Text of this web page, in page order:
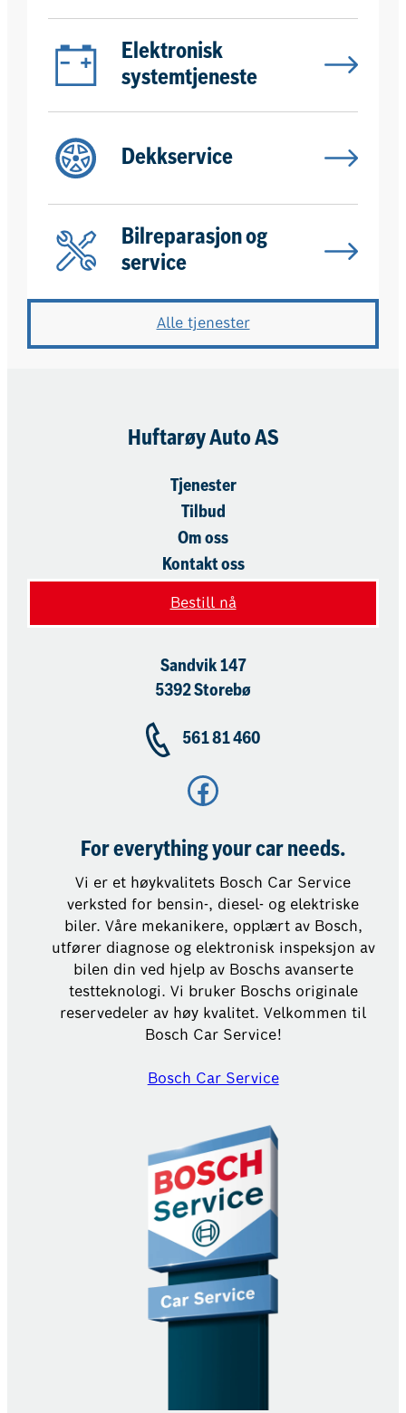
Elektronisk
systemtjeneste
Dekkservice
Bilreparasjon og
service
Alle tjenester
Huftarøy Auto AS
Tjenester
Tilbud
Om oss
Kontakt oss
Bestill nå
Sandvik 147
5392 Storebø
561 81 460
Facebook
For everything your car needs.
Vi er et høykvalitets Bosch Car Service
verksted for bensin-, diesel- og elektriske
biler. Våre mekanikere, opplært av Bosch,
utfører diagnose og elektronisk inspeksjon av
bilen din ved hjelp av Boschs avanserte
testteknologi. Vi bruker Boschs originale
reservedeler av høy kvalitet. Velkommen til
Bosch Car Service!
Bosch Car Service